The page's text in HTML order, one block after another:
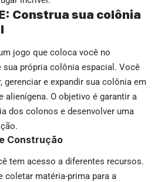
Construa sua colônia
jogo que coloca você no
sua própria colônia espacial. Você
gerenciar e expandir sua colônia em
alienígena. O objetivo é garantir a
dos colonos e desenvolver uma
Construção
tem acesso a diferentes recursos.
coletar matéria-prima para a